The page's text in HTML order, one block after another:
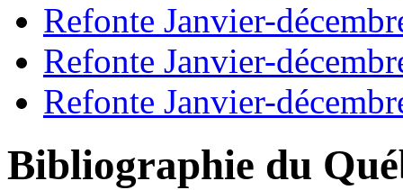
Refonte Janvier-
Refonte Janvier-
Refonte Janvier-
Bibliographie du